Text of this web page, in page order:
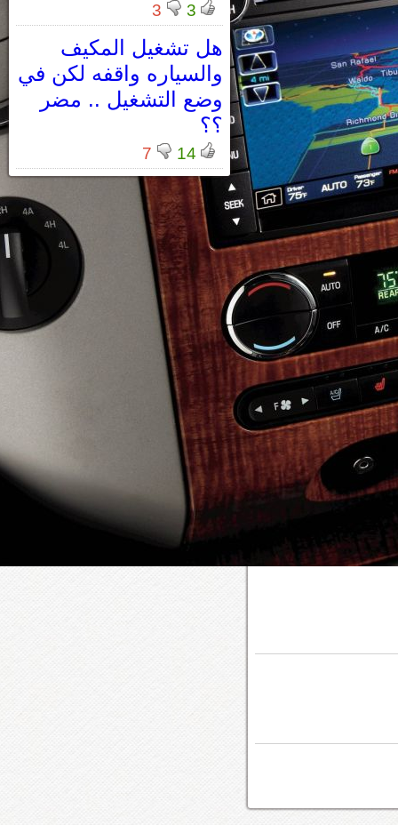
3
3
هل تشغيل المكيف
والسياره واقفه لكن في
وضع التشغيل .. مضر
؟؟
14
7